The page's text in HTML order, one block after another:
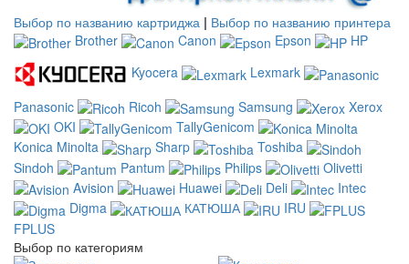
Выбор по названию картриджа | Выбор по названию принтера
Brother
Canon Epson
HP
Kyocera
Lexmark
Panasonic
Ricoh Samsung
Xerox
OKI
TallyGenicom
Konica Minolta
Sharp
Toshiba
Sindoh
Pantum Philips
Olivetti
Avision
Huawei Deli
Intec
Digma
КАТЮША
IRU
FPLUS
Выбор по категориям